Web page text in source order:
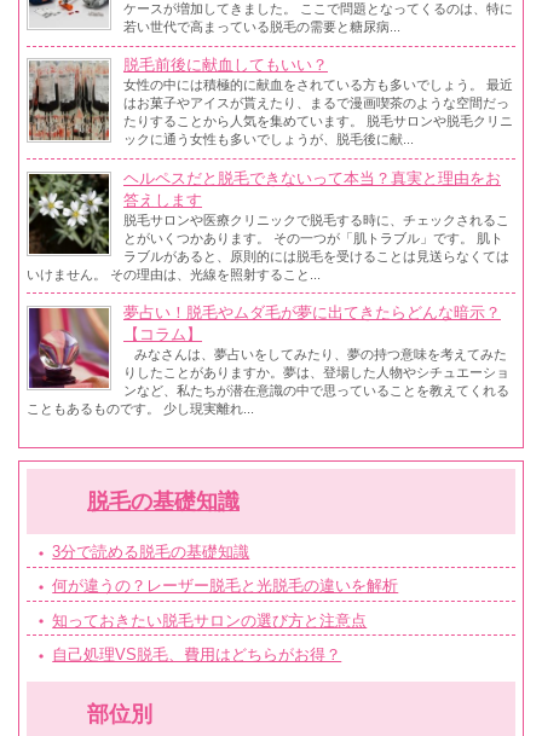
ケースが増加してきました。 ここで問題となってくるのは、特に
若い世代で高まっている脱毛の需要と糖尿病...
脱毛前後に献血してもいい？
女性の中には積極的に献血をされている方も多いでしょう。 最近
はお菓子やアイスが貰えたり、まるで漫画喫茶のような空間だっ
たりすることから人気を集めています。 脱毛サロンや脱毛クリニ
ックに通う女性も多いでしょうが、脱毛後に献...
ヘルペスだと脱毛できないって本当？真実と理由をお
答えします
脱毛サロンや医療クリニックで脱毛する時に、チェックされるこ
とがいくつかあります。 その一つが「肌トラブル」です。 肌ト
ラブルがあると、原則的には脱毛を受けることは見送らなくては
いけません。 その理由は、光線を照射すること...
夢占い！脱毛やムダ毛が夢に出てきたらどんな暗示？
【コラム】
みなさんは、夢占いをしてみたり、夢の持つ意味を考えてみた
りしたことがありますか。夢は、登場した人物やシチュエーショ
ンなど、私たちが潜在意識の中で思っていることを教えてくれる
こともあるものです。 少し現実離れ...
脱毛の基礎知識
3分で読める脱毛の基礎知識
何が違うの？レーザー脱毛と光脱毛の違いを解析
知っておきたい脱毛サロンの選び方と注意点
自己処理VS脱毛、費用はどちらがお得？
部位別